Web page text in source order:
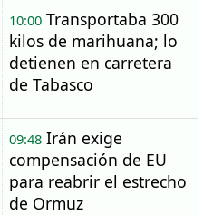
10:00Transportaba 300
kilos de marihuana; lo
detienen en carretera
de Tabasco
09:48Irán exige
compensación de EU
para reabrir el estrecho
de Ormuz